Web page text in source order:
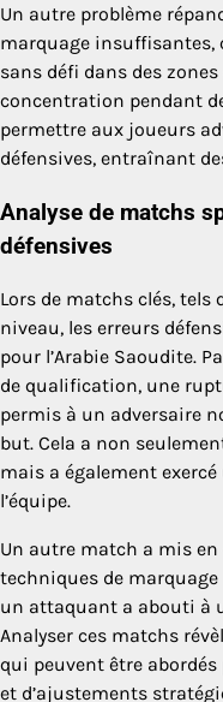
Un autre problème
marquage insuffisantes,
sans défi dans des
concentration pendant
permettre aux joueurs
défensives, entraînant
Analyse de matchs
défensives
Lors de matchs clés, tels
niveau, les erreurs
pour l’Arabie Saoudite.
de qualification, une
permis à un adversaire
but. Cela a non
mais a également
l’équipe.
Un autre match a mis en
techniques de
un attaquant a abouti à
Analyser ces matchs
qui peuvent être
et d’ajustements